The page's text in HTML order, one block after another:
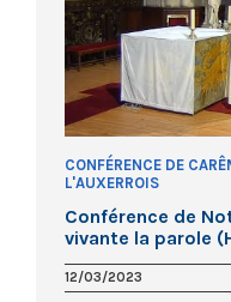
CONFÉRENCE DE
L'AUXERROIS
Conférence de
vivante la parole
12/03/2023